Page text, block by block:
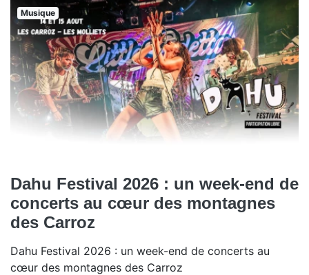
Musique
Dahu Festival 2026 : un week-end de
concerts au cœur des montagnes
des Carroz
Dahu Festival 2026 : un week-end de concerts au
cœur des montagnes des Carroz